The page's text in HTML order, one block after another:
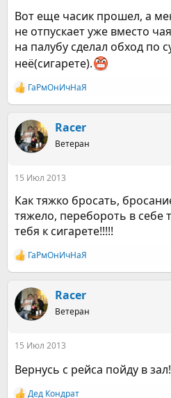
Вот еще часик прошел, а
не отпускает уже вместо
на палубу сделал обход по
неё(сигарете).
Р
е
к
ц
и
ГаРмОнИчНаЯ
Racer
Ветеран
15 Июл 2013
Как тяжко бросать,
тяжело, перебороть в себе
тебя к сигарете!!!!!
Р
е
к
ц
и
ГаРмОнИчНаЯ
Racer
Ветеран
15 Июл 2013
Вернусь с рейса пойду в
Дед Кондрат